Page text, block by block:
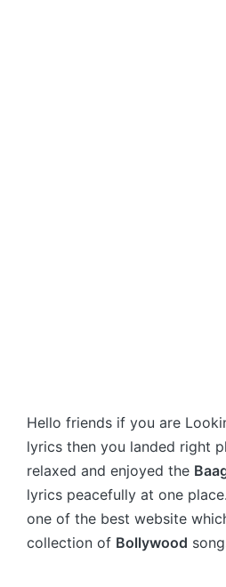
Hello friends if you are
lyrics then you landed right
relaxed and enjoyed the
lyrics peacefully at one
one of the best website
collection of Bollywood